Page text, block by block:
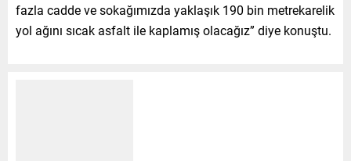
fazla cadde ve sokağımızda yaklaşık 190 bin metrekarelik
yol ağını sıcak asfalt ile kaplamış olacağız” diye konuştu.